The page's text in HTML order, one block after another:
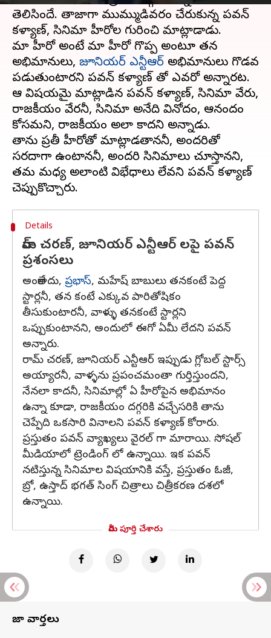
తెలిసిందే. తాజాగా ముమ్ముడివరం చేరుకున్న పవన్
కళ్యాణ్, సినిమా హీరోల గురించి మాట్లాడాడు.
మా హీరో అంటే మా హీరో గొప్ప అంటూ తన
అభిమానులు, జూనియర్ ఎన్టీఆర్ అభిమానులు గొడవ
పడుతుంటారని పవన్ కళ్యాణ్ తో ఎవరో అన్నారట.
ఆ విషయమై మాట్లాడిన పవన్ కళ్యాణ్, సినిమా వేరు,
రాజకీయం వేరనీ, సినిమా అనేది వినోదం, ఆనందం
కోసమని, రాజకీయం అలా కాదని అన్నాడు.
తాను ప్రతీ హీరోతో మాట్లాడతాననీ, అందరితో
సరదాగా ఉంటాననీ, అందరి సినిమాలు చూస్తానని,
తమ మధ్య అలాంటి విభేధాలు లేవని పవన్ కళ్యాణ్
Details
రామ్ చరణ్, జూనియర్ ఎన్టీఆర్ లపై పవన్
ప్రశంసలు
అంతేకాదు, ప్రభాస్, మహేష్ బాబులు తనకంటే పెద్ద
స్టార్లనీ, తన కంటే ఎక్కువ పారితోషికం
తీసుకుంటారనీ, వాళ్ళు తనకంటే స్టార్లని
ఒప్పుకుంటానని, అందులో ఈగో ఏమీ లేదని పవన్
అన్నారు.
రామ్ చరణ్, జూనియర్ ఎన్టీఆర్ ఇప్పుడు గ్లోబల్ స్టార్స్
అయ్యారనీ, వాళ్ళను ప్రపంచమంతా గుర్తిస్తుందని,
నేనలా కాదనీ, సినిమాల్లో ఏ హీరోపైన అభిమానం
ఉన్నా కూడా, రాజకీయం దగ్గరికి వచ్చేసరికి తాను
చెప్పేది ఒకసారి వినాలని పవన్ కళ్యాణ్ కోరారు.
ప్రస్తుతం పవన్ వ్యాఖ్యలు వైరల్ గా మారాయి. సోషల్
మీడియాలో ట్రెండింగ్ లో ఉన్నాయి. ఇక పవన్
నటిస్తున్న సినిమాల విషయానికి వస్తే, ప్రస్తుతం ఓజీ,
బ్రో, ఉస్తాద్ భగత్ సింగ్ చిత్రాలు చిత్రీకరణ దశలో
ఉన్నాయి.
మీరు పూర్తి చేశారు
తాజా వార్తలు